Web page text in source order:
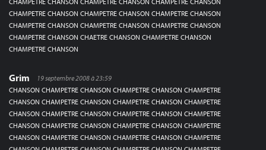
CHAMPETRE CHANSON CHAMPETRE CHANSON CHAMPETRE CHANSON
CHAMPETRE CHANSON CHAMPETRE CHANSON CHAMPETRE CHANSON
CHAMPETRE CHANSON CHAETRE CHANSON CHAMPETRE CHANSON
CHAMPETRE CHANSON
Grim
19 septembre 2008 à 23:59
CHANSON CHAMPETRE CHANSON CHAMPETRE CHANSON CHAMPETRE
CHANSON CHAMPETRE CHANSON CHAMPETRE CHANSON CHAMPETRE
CHANSON CHAMPETRE CHANSON CHAMPETRE CHANSON CHAMPETRE
CHANSON CHAMPETRE CHANSON CHAMPETRE CHANSON CHAMPETRE
CHANSON CHAMPETRE CHANSON CHAMPETRE CHANSON CHAMPETRE